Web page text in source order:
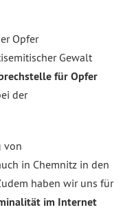
Opfer
Gewalt
für Opfer
der
von
in Chemnitz in den
haben wir uns für
im Internet